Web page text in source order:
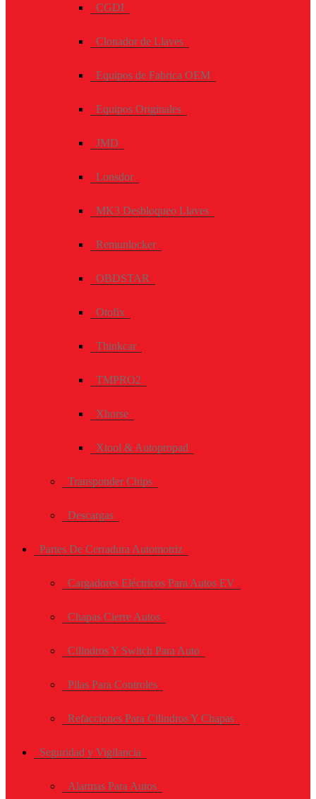
CGDI
Clonador de Llaves
Equipos de Fabrica OEM
Equipos Originales
JMD
Lonsdor
MK3 Desbloqueo Llaves
Remunlocker
OBDSTAR
Otofix
Thinkcar
TMPRO2
Xhorse
Xtool & Autopropad
Transponder Chips
Descargas
Partes De Cerradura Automotriz
Cargadores Eléctricos Para Autos EV
Chapas Cierre Autos
Cilindros Y Switch Para Auto
Pilas Para Controles
Refacciones Para Cilindros Y Chapas
Seguridad y Vigilancia
Alarmas Para Autos